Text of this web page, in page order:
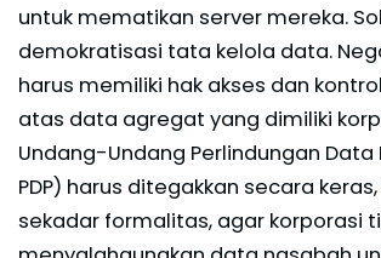
untuk mematikan server mereka.
demokratisasi tata kelola data.
harus memiliki hak akses dan
atas data agregat yang dimiliki
Undang-Undang Perlindungan Data
PDP) harus ditegakkan secara
sekadar formalitas, agar korporasi